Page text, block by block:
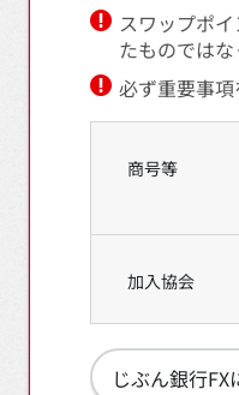
スワップポ
たものでは
必ず重要事
商号等
加入協会
じぶん銀行